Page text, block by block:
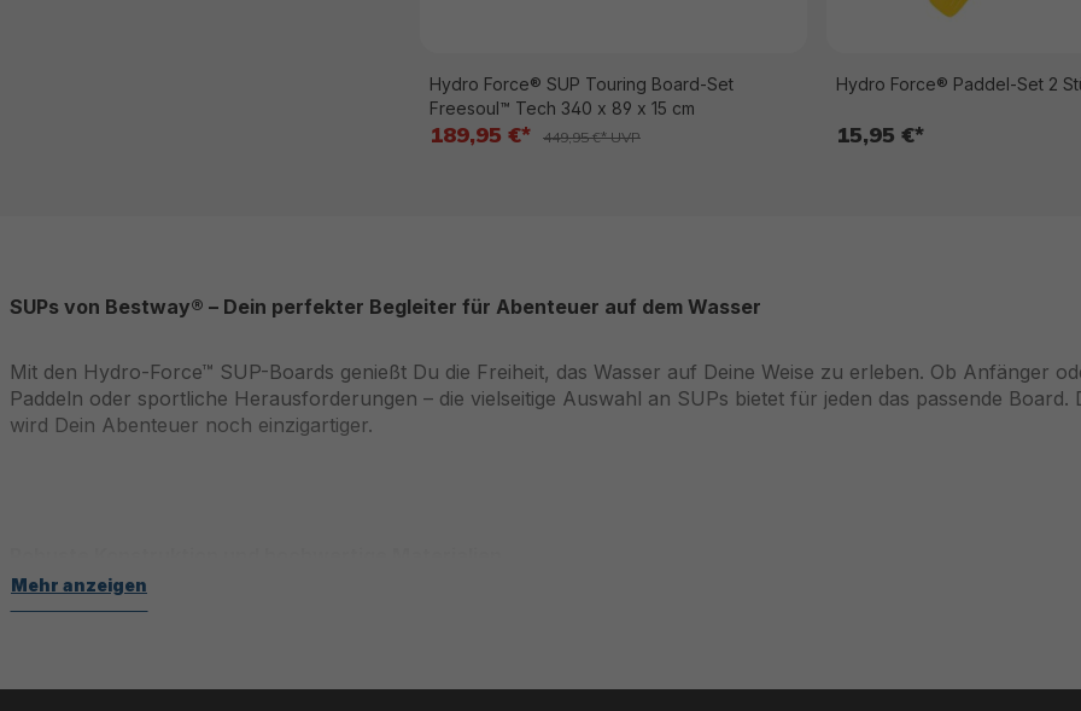
Hydro Force® SUP Touring Board-Set
Freesoul™ Tech 340 x 89 x 15 cm
189,95 €* 449,95 €* UVP
Hydro Force® Paddel-Set 2
15,95 €*
SUPs von Bestway® – Dein perfekter Begleiter für Abenteuer auf dem Wasser
Mit den Hydro-Force™ SUP-Boards genießt Du die Freiheit, das Wasser auf Deine Weise zu erleben. Ob Anfänger
Paddeln oder sportliche Herausforderungen – die vielseitige Auswahl an SUPs bietet für jeden das passende Board.
wird Dein Abenteuer noch einzigartiger.
Mehr anzeigen